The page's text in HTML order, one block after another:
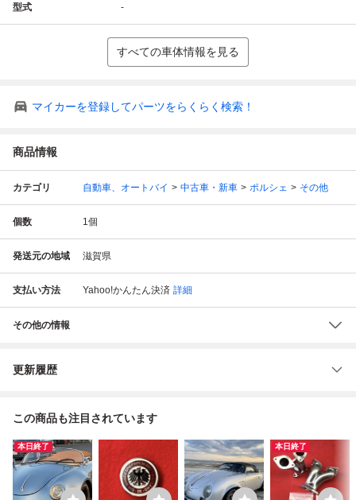
型式 -
すべての車体情報を見る
マイカーを登録してパーツをらくらく検索！
商品情報
カテゴリ 自動車、オートバイ 中古車・新車 ポルシェ その他
個数 1個
発送元の地域 滋賀県
支払い方法 Yahoo!かんたん決済 詳細
その他の情報
更新履歴
この商品も注目されています
本日終了 本日終了